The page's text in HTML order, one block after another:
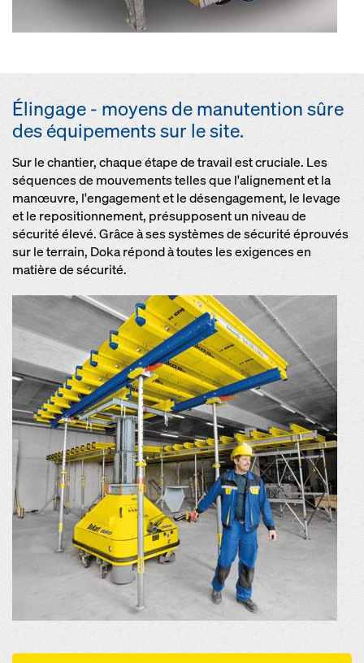
Élingage - moyens de manutention sûre
des équipements sur le site.
Sur le chantier, chaque étape de travail est cruciale. Les
séquences de mouvements telles que l'alignement et la
manœuvre, l'engagement et le désengagement, le levage
et le repositionnement, présupposent un niveau de
sécurité élevé. Grâce à ses systèmes de sécurité éprouvés
sur le terrain, Doka répond à toutes les exigences en
matière de sécurité.